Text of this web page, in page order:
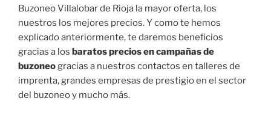
Buzoneo Villalobar de Rioja la mayor oferta, los
nuestros los mejores precios. Y como te hemos
explicado anteriormente, te daremos beneficios
gracias a los baratos precios en campañas de
buzoneogracias a nuestros contactos en talleres de
imprenta, grandes empresas de prestigio en el sector
del buzoneo y mucho más.